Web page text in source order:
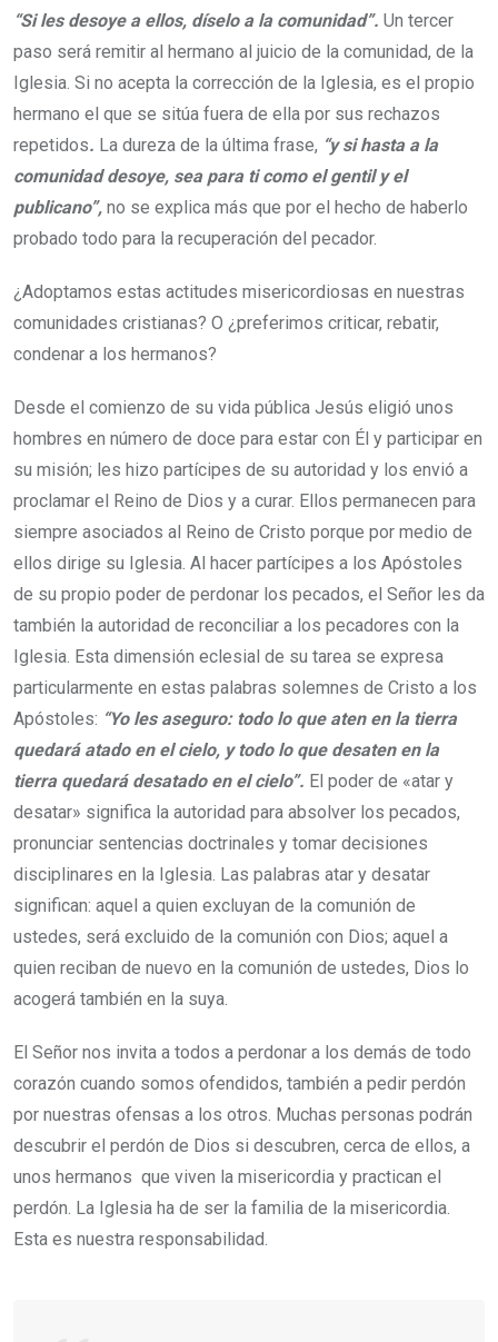
“Si les desoye a ellos, díselo a la comunidad”. Un tercer
paso será remitir al hermano al juicio de la comunidad, de la
Iglesia. Si no acepta la corrección de la Iglesia, es el propio
hermano el que se sitúa fuera de ella por sus rechazos
repetidos. La dureza de la última frase, “y si hasta a la
comunidad desoye, sea para ti como el gentil y el
publicano”, no se explica más que por el hecho de haberlo
probado todo para la recuperación del pecador.
¿Adoptamos estas actitudes misericordiosas en nuestras
comunidades cristianas? O ¿preferimos criticar, rebatir,
condenar a los hermanos?
Desde el comienzo de su vida pública Jesús eligió unos
hombres en número de doce para estar con Él y participar en
su misión; les hizo partícipes de su autoridad y los envió a
proclamar el Reino de Dios y a curar. Ellos permanecen para
siempre asociados al Reino de Cristo porque por medio de
ellos dirige su Iglesia. Al hacer partícipes a los Apóstoles
de su propio poder de perdonar los pecados, el Señor les da
también la autoridad de reconciliar a los pecadores con la
Iglesia. Esta dimensión eclesial de su tarea se expresa
particularmente en estas palabras solemnes de Cristo a los
Apóstoles: “Yo les aseguro: todo lo que aten en la tierra
quedará atado en el cielo, y todo lo que desaten en la
tierra quedará desatado en el cielo”. El poder de «atar y
desatar» significa la autoridad para absolver los pecados,
pronunciar sentencias doctrinales y tomar decisiones
disciplinares en la Iglesia. Las palabras atar y desatar
significan: aquel a quien excluyan de la comunión de
ustedes, será excluido de la comunión con Dios; aquel a
quien reciban de nuevo en la comunión de ustedes, Dios lo
acogerá también en la suya.
El Señor nos invita a todos a perdonar a los demás de todo
corazón cuando somos ofendidos, también a pedir perdón
por nuestras ofensas a los otros. Muchas personas podrán
descubrir el perdón de Dios si descubren, cerca de ellos, a
unos hermanos que viven la misericordia y practican el
perdón. La Iglesia ha de ser la familia de la misericordia.
Esta es nuestra responsabilidad.